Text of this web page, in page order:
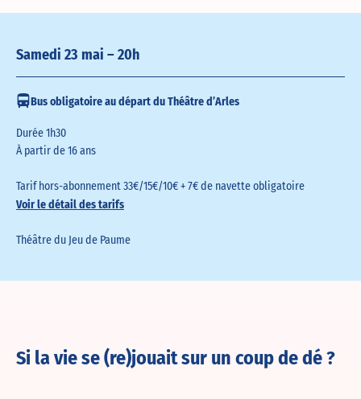
Samedi 23 mai – 20h
Bus obligatoire au départ du Théâtre d’Arles
Durée 1h30
À partir de 16 ans
Tarif hors-abonnement 33€/15€/10€ + 7€ de navette obligatoire
Voir le détail des tarifs
Théâtre du Jeu de Paume
Si la vie se (re)jouait sur un coup de dé ?